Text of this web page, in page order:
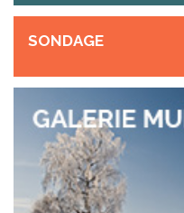
SONDAGE